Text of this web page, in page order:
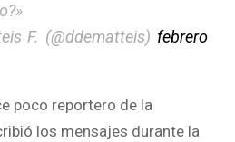
F. (@ddematteis) febrero
poco reportero de la
los mensajes durante la